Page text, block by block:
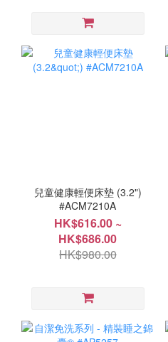
兒童健康輕便床墊 (3.2")
#ACM7210A
HK$616.00 ~
HK$686.00
HK$980.00